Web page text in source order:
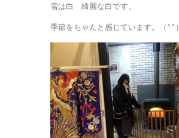
雪は白 綺麗な白です。
季節をちゃんと感じています。（^^）